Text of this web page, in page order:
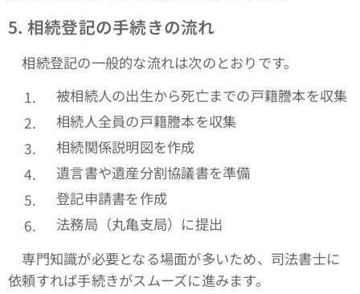
5. 相続登記の手続きの流れ
相続登記の一般的な流れは次のとおりです。
被相続人の出生から死亡までの戸籍謄本を収集
相続人全員の戸籍謄本を収集
相続関係説明図を作成
遺言書や遺産分割協議書を準備
登記申請書を作成
法務局（丸亀支局）に提出
専門知識が必要となる場面が多いため、司法書士に
依頼すれば手続きがスムーズに進みます。